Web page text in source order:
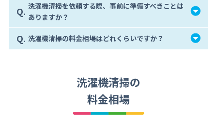
Q. 洗濯機清掃を依頼する際、事前に準備すべきことは
ありますか？
Q. 洗濯機清掃の料金相場はどれくらいですか？
洗濯機清掃の
料金相場